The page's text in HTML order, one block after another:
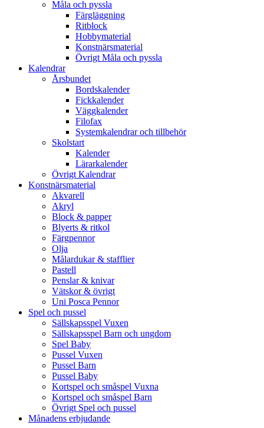
Måla och pyssla
Färgläggning
Ritblock
Hobbymaterial
Konstnärsmaterial
Övrigt Måla och pyssla
Kalendrar
Årsbundet
Bordskalender
Fickkalender
Väggkalender
Filofax
Systemkalendrar och tillbehör
Skolstart
Kalender
Lärarkalender
Övrigt Kalendrar
Konstnärsmaterial
Akvarell
Akryl
Block & papper
Blyerts & ritkol
Färgpennor
Olja
Målardukar & stafflier
Pastell
Penslar & knivar
Vätskor & övrigt
Uni Posca Pennor
Spel och pussel
Sällskapsspel Vuxen
Sällskapsspel Barn och ungdom
Spel Baby
Pussel Vuxen
Pussel Barn
Pussel Baby
Kortspel och småspel Vuxna
Kortspel och småspel Barn
Övrigt Spel och pussel
Månadens erbjudande